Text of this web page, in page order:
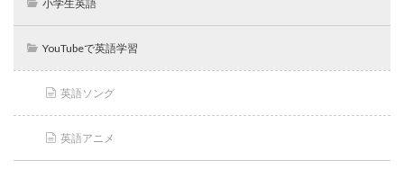
小学生英語
YouTubeで英語学習
英語ソング
英語アニメ